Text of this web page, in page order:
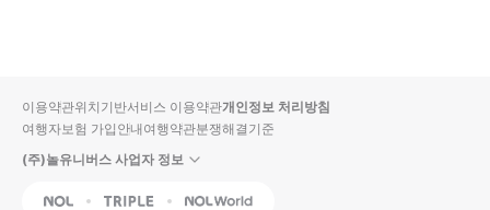
입니
다.
순
상
이용약관위치기반서비스 이용약관개인정보 처리방침
여행자보험 가입안내여행약관분쟁해결기준
(주)놀유니버스 사업자 정보